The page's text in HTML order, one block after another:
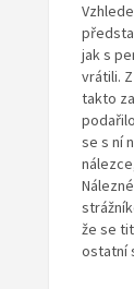
jak s
vrátili.
takto
se s ní
že se
ostatní